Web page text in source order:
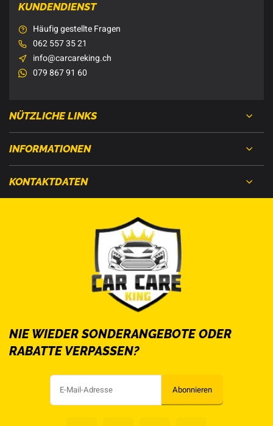
KUNDENDIENST
Häufig gestellte Fragen
062 557 35 21
info@carcareking.ch
079 867 91 60
NÜTZLICHE LINKS
INFORMATIONEN
KONTAKTDATEN
NIE WIEDER SONDERANGEBOTE ODER
RABATTE VERPASSEN?
Abonnieren